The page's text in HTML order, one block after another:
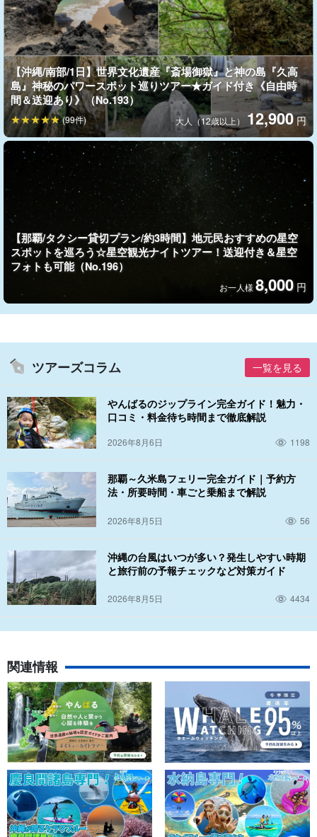
万座毛（まんざもう）
隆起した珊瑚岩から成る高さ20ｍからの絶景を堪能します。ゾウ
の鼻のような岩で有名な人気スポット！
アメリカンビレッジ
セットビーチもあり、ビーチを散策することもできます。
海外のお客様も楽しめる！
スマホとイヤホン持参で音声ガイダンス利用可能！（日本
★自動音声ガイダンスとは★
GPSで指定したポイントを通過した際に各地の案内が流れる
システムです。スマートフォン（iOS・アンドロイド対
応）・イヤホンが必要となりますのでご利用希望のお客様は
ご持参ください。
◆動画はイメージです。
【沖縄/南部/1日】世界文化遺産『斎場御獄』と神の島『久高
島』神秘のパワースポット巡りツアー★ガイド付き《自由時
間＆送迎あり》（No.193）
大人（12歳以上） 12,900 円
(99件)
【那覇/タクシー貸切プラン/約3時間】地元民おすすめの星空
スポットを巡ろう☆星空観光ナイトツアー！送迎付き＆星空
フォトも可能（No.196）
お一人様8,000 円
ツアーズコラム 一覧を見る
やんばるのジップライン完全ガイド！魅力・
口コミ・料金待ち時間まで徹底解説
2026年8月6日 1198
那覇～久米島フェリー完全ガイド｜予約方
法・所要時間・車ごと乗船まで解説
2026年8月5日 56
沖縄の台風はいつが多い？発生しやすい時期
と旅行前の予報チェックなど対策ガイド
2026年8月5日 4434
関連情報